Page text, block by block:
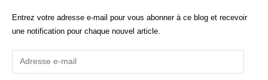
Entrez votre adresse e-mail pour vous abonner à ce blog et recevoir
une notification pour chaque nouvel article.
Adresse
e-